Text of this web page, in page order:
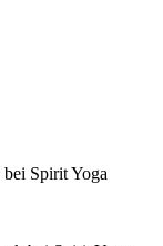
Spirit Yoga